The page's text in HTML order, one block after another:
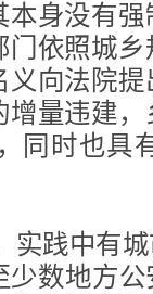
身没有
依照城
义向法院
量违建
同时也具
实践中有
数地方